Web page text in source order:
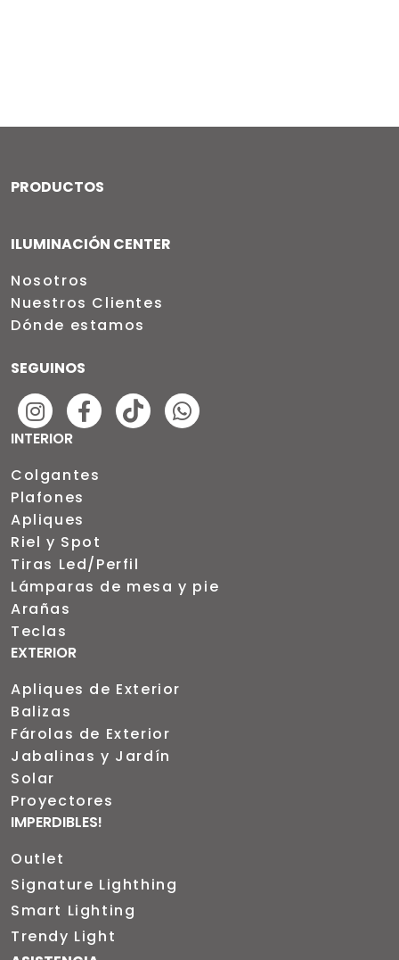
PRODUCTOS
ILUMINACIÓN CENTER
Nosotros
Nuestros Clientes
Dónde estamos
SEGUINOS
INTERIOR
Colgantes
Plafones
Apliques
Riel y Spot
Tiras Led/Perfil
Lámparas de mesa y pie
Arañas
Teclas
EXTERIOR
Apliques de Exterior
Balizas
Fárolas de Exterior
Jabalinas y Jardín
Solar
Proyectores
IMPERDIBLES!
Outlet
Signature Lighthing
Smart Lighting
Trendy Light